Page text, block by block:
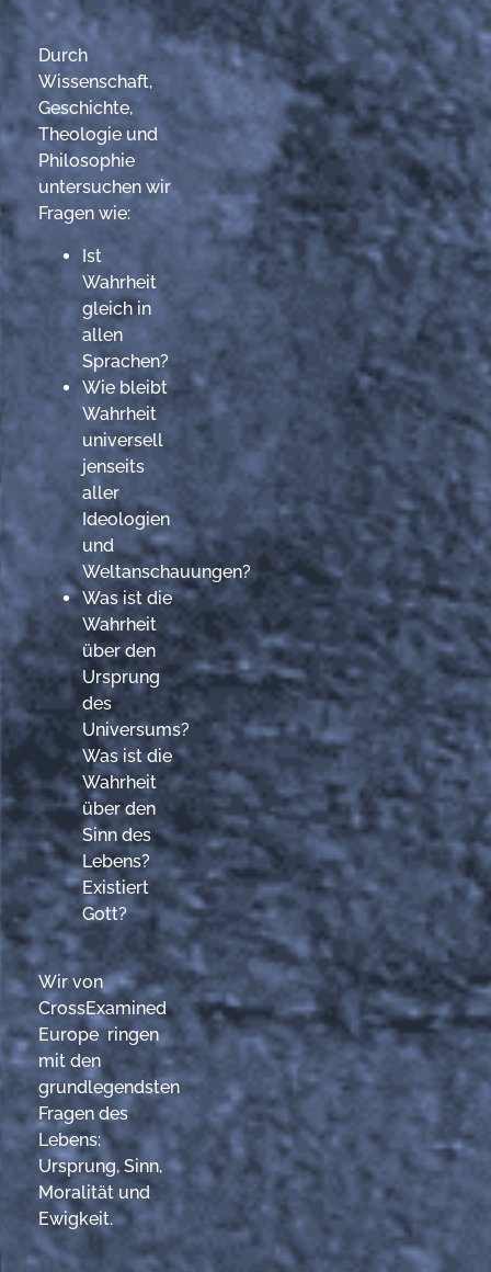
Durch
Wissenschaft,
Geschichte,
Theologie und
Philosophie
untersuchen wir
Fragen wie:
Ist
Wahrheit
gleich in
allen
Sprachen?
Wie bleibt
Wahrheit
universell
jenseits
aller
Ideologien
und
Weltanschauungen?
Was ist die
Wahrheit
über den
Ursprung
des
Universums?
Was ist die
Wahrheit
über den
Sinn des
Lebens?
Existiert
Gott?
Wir von
CrossExamined
Europe ringen
mit den
grundlegendsten
Fragen des
Lebens:
Ursprung, Sinn,
Moralität und
Ewigkeit.